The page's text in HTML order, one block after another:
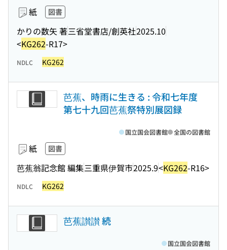
紙 図書
かりの数矢 著三省堂書店/創英社2025.10
<KG262-R17>
NDLC KG262
芭蕉、時雨に生きる : 令和七年度
第七十九回芭蕉祭特別展図録
紙 図書
芭蕉翁記念館 編集三重県伊賀市2025.9<KG262-R16>
国立国会図書館 全国の図書館
NDLC KG262
芭蕉讃讃 続
国立国会図書館